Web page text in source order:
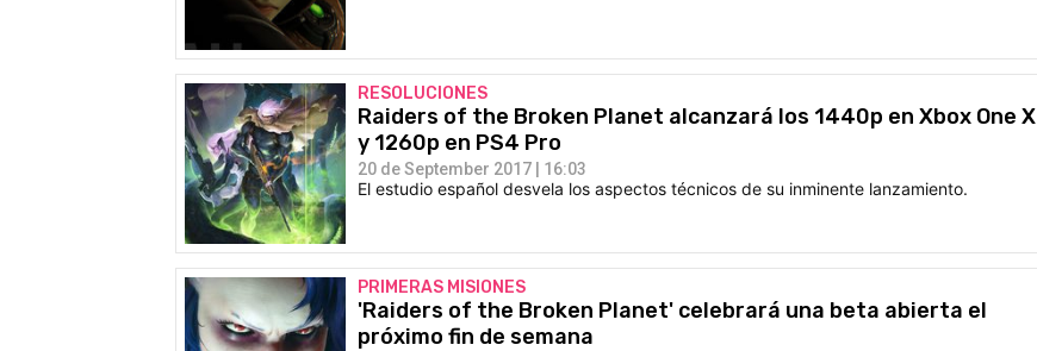
RESOLUCIONES
Raiders of the Broken Planet alcanzará los 1440p en Xbox One X
y 1260p en PS4 Pro
20 de September 2017 | 16:03
El estudio español desvela los aspectos técnicos de su inminente lanzamiento.
PRIMERAS MISIONES
'Raiders of the Broken Planet' celebrará una beta abierta el
próximo fin de semana